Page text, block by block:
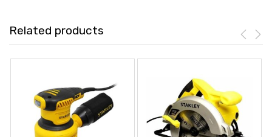
Related products